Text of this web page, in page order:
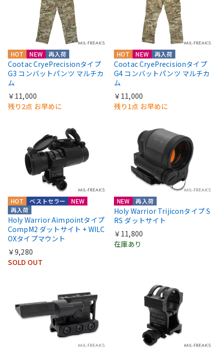
HOT NEW 再入荷
Cootac CryePrecisionタイプ
G3 コンバットパンツ マルチカ
ム
￥11,000
残り2点 お早めに
HOT NEW 再入荷
Cootac CryePrecisionタイプ
G4 コンバットパンツ マルチカ
ム
￥11,000
残り1点 お早めに
HOT
NEW
再入荷
ベストセラー
Holy Warrior Aimpointタイプ
CompM2 ダットサイト + WILC
OXタイプマウント
￥9,280
SOLD OUT
NEW 再入荷
Holy Warrior Trijiconタイプ S
RS ダットサイト
￥11,800
在庫あり